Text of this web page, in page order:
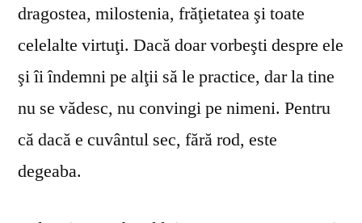
dragostea, milostenia, frăţietatea şi toate
celelalte virtuţi. Dacă doar vorbeşti despre ele
şi îi îndemni pe alţii să le practice, dar la tine
nu se vă­desc, nu convingi pe nimeni. Pentru
că dacă e cuvântul sec, fără rod, este
degeaba.